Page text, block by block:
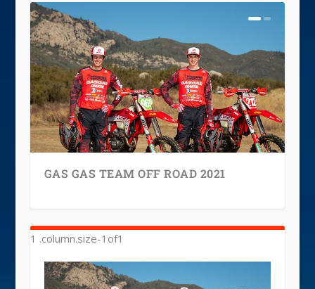
GAS GAS TEAM OFF ROAD 2021